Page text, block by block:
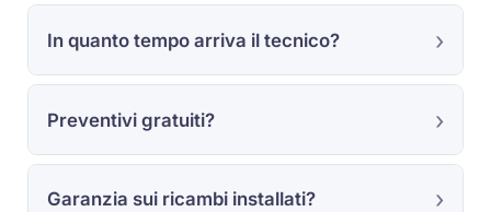
In quanto tempo arriva il tecnico?
Preventivi gratuiti?
Garanzia sui ricambi installati?